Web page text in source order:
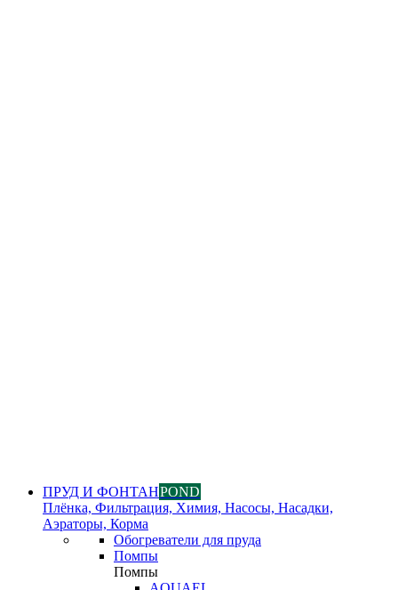
ПРУД И ФОНТАНPOND
Плёнка, Фильтрация, Химия, Насосы, Насадки,
Аэраторы, Корма
Обогреватели для пруда
Помпы
Помпы